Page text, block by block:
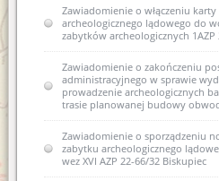
Zawiadomienie o włączeniu
archeologicznego lądowego do
zabytków archeologicznych
Zawiadomienie o zakończeniu
administracyjnego w sprawie
prowadzenie archeologicznych
trasie planowanej budowy
Zawiadomienie o sporządzeniu
zabytku archeologicznego
wez XVI AZP 22-66/32 Biskupiec